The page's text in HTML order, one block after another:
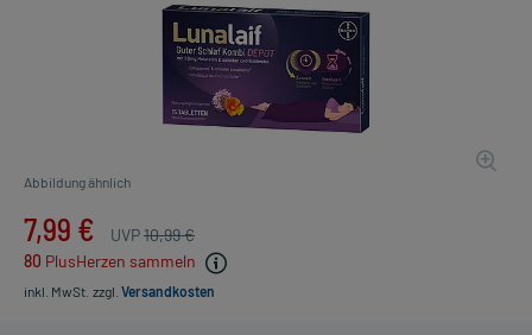
Abbildung ähnlich
7,99 € UVP10,99 €
80 PlusHerzen sammeln
inkl. MwSt. zzgl. Versandkosten